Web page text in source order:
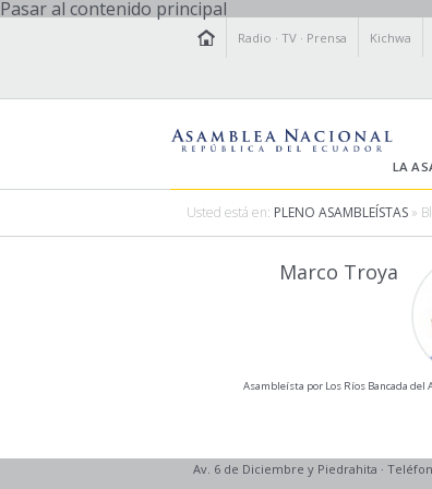
Pasar al contenido principal
Radio ·TV · Prensa Kichwa
LA
Usted está en: PLENO ASAMBLEÍSTAS »
Marco Troya
Asambleísta por Los Ríos Bancada del
Av. 6 de Diciembre y Piedrahita ·